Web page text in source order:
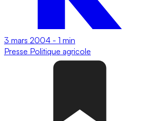
3 mars 2004 - 1 min
Presse Politique agricole